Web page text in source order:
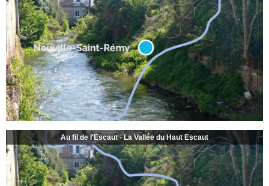
Au fil de l'Escaut - La Vallée du Haut Escaut